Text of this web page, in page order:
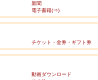
新聞
電子書籍(⇒)
チケット・金券・ギフト券
動画ダウンロード